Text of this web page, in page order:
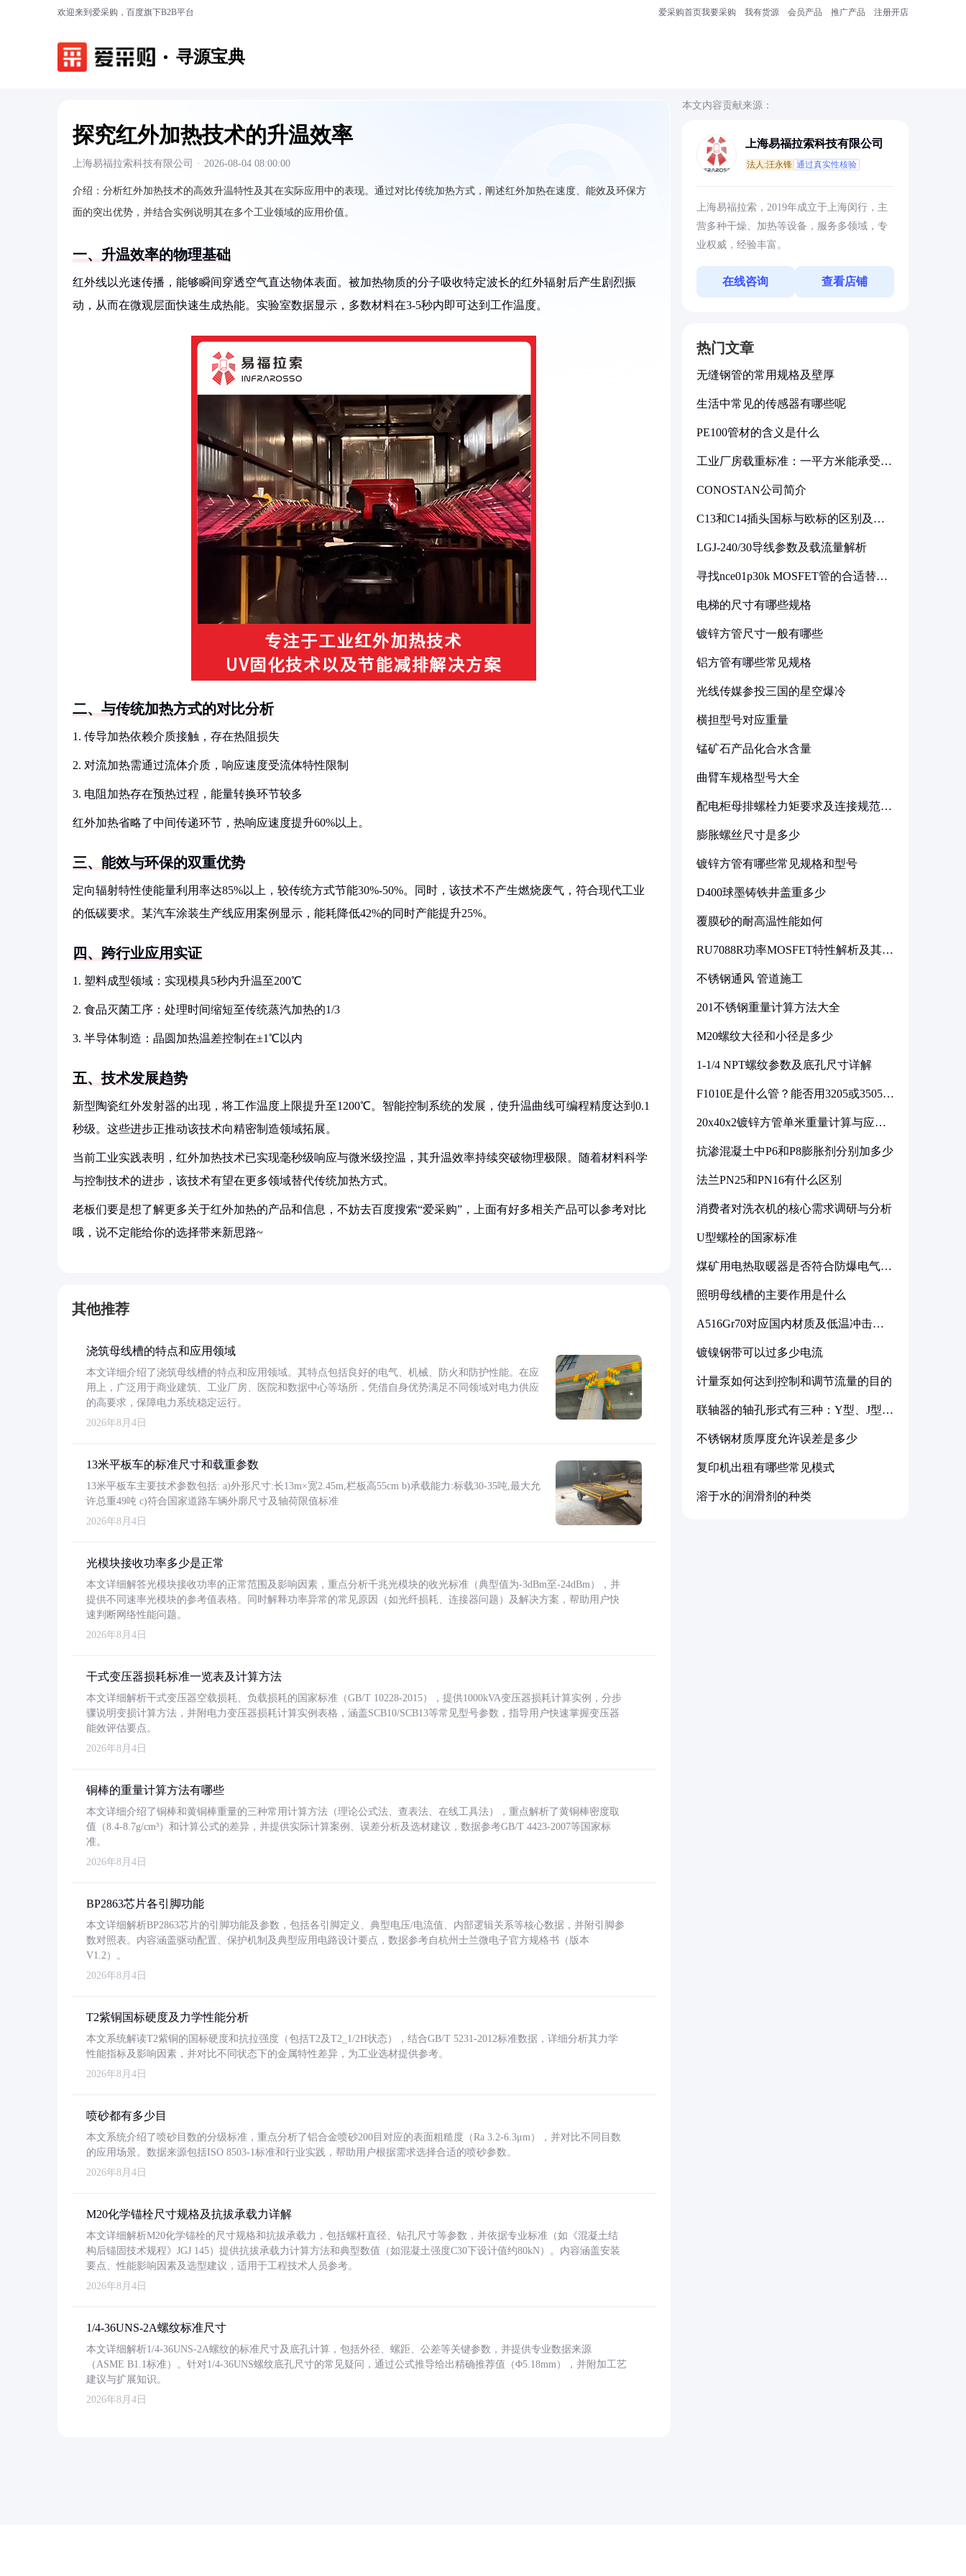
欢迎来到爱采购，百度旗下B2B平台 爱采购首页我要采购 我有货源 会员产品 推广产品 注册开店
寻源宝典
探究红外加热技术的升温效率
上海易福拉索科技有限公司 · 2026-08-04 08:00:00
介绍： 分析红外加热技术的高效升温特性及其在实际应用中的表现。通过对比传统加热方式，阐述红外加热在速度、能效及环保方
面的突出优势，并结合实例说明其在多个工业领域的应用价值。
一、升温效率的物理基础
红外线以光速传播，能够瞬间穿透空气直达物体表面。被加热物质的分子吸收特定波长的红外辐射后产生剧烈振
动，从而在微观层面快速生成热能。实验室数据显示，多数材料在3-5秒内即可达到工作温度。
二、与传统加热方式的对比分析
1. 传导加热依赖介质接触，存在热阻损失
2. 对流加热需通过流体介质，响应速度受流体特性限制
3. 电阻加热存在预热过程，能量转换环节较多
红外加热省略了中间传递环节，热响应速度提升60%以上。
三、能效与环保的双重优势
定向辐射特性使能量利用率达85%以上，较传统方式节能30%-50%。同时，该技术不产生燃烧废气，符合现代工业
的低碳要求。某汽车涂装生产线应用案例显示，能耗降低42%的同时产能提升25%。
四、跨行业应用实证
1. 塑料成型领域：实现模具5秒内升温至200℃
2. 食品灭菌工序：处理时间缩短至传统蒸汽加热的1/3
3. 半导体制造：晶圆加热温差控制在±1℃以内
五、技术发展趋势
新型陶瓷红外发射器的出现，将工作温度上限提升至1200℃。智能控制系统的发展，使升温曲线可编程精度达到0.1
秒级。这些进步正推动该技术向精密制造领域拓展。
当前工业实践表明，红外加热技术已实现毫秒级响应与微米级控温，其升温效率持续突破物理极限。随着材料科学
与控制技术的进步，该技术有望在更多领域替代传统加热方式。
老板们要是想了解更多关于红外加热的产品和信息，不妨去百度搜索“爱采购”，上面有好多相关产品可以参考对比
哦，说不定能给你的选择带来新思路~
其他推荐
浇筑母线槽的特点和应用领域
本文详细介绍了浇筑母线槽的特点和应用领域。其特点包括良好的电气、机械、防火和防护性能。在应
用上，广泛用于商业建筑、工业厂房、医院和数据中心等场所，凭借自身优势满足不同领域对电力供应
的高要求，保障电力系统稳定运行。
2026年8月4日
13米平板车的标准尺寸和载重参数
13米平板车主要技术参数包括: a)外形尺寸:长13m×宽2.45m,栏板高55cm b)承载能力:标载30-35吨,最大允
许总重49吨 c)符合国家道路车辆外廓尺寸及轴荷限值标准
2026年8月4日
光模块接收功率多少是正常
本文详细解答光模块接收功率的正常范围及影响因素，重点分析千兆光模块的收光标准（典型值为-3dBm至-24dBm），并
提供不同速率光模块的参考值表格。同时解释功率异常的常见原因（如光纤损耗、连接器问题）及解决方案，帮助用户快
速判断网络性能问题。
2026年8月4日
干式变压器损耗标准一览表及计算方法
本文详细解析干式变压器空载损耗、负载损耗的国家标准（GB/T 10228-2015），提供1000kVA变压器损耗计算实例，分步
骤说明变损计算方法，并附电力变压器损耗计算实例表格，涵盖SCB10/SCB13等常见型号参数，指导用户快速掌握变压器
能效评估要点。
2026年8月4日
铜棒的重量计算方法有哪些
本文详细介绍了铜棒和黄铜棒重量的三种常用计算方法（理论公式法、查表法、在线工具法），重点解析了黄铜棒密度取
值（8.4-8.7g/cm³）和计算公式的差异，并提供实际计算案例、误差分析及选材建议，数据参考GB/T 4423-2007等国家标
准。
2026年8月4日
BP2863芯片各引脚功能
本文详细解析BP2863芯片的引脚功能及参数，包括各引脚定义、典型电压/电流值、内部逻辑关系等核心数据，并附引脚参
数对照表。内容涵盖驱动配置、保护机制及典型应用电路设计要点，数据参考自杭州士兰微电子官方规格书（版本
V1.2）。
2026年8月4日
T2紫铜国标硬度及力学性能分析
本文系统解读T2紫铜的国标硬度和抗拉强度（包括T2及T2_1/2H状态），结合GB/T 5231-2012标准数据，详细分析其力学
性能指标及影响因素，并对比不同状态下的金属特性差异，为工业选材提供参考。
2026年8月4日
喷砂都有多少目
本文系统介绍了喷砂目数的分级标准，重点分析了铝合金喷砂200目对应的表面粗糙度（Ra 3.2-6.3μm），并对比不同目数
的应用场景。数据来源包括ISO 8503-1标准和行业实践，帮助用户根据需求选择合适的喷砂参数。
2026年8月4日
M20化学锚栓尺寸规格及抗拔承载力详解
本文详细解析M20化学锚栓的尺寸规格和抗拔承载力，包括螺杆直径、钻孔尺寸等参数，并依据专业标准（如《混凝土结
构后锚固技术规程》JGJ 145）提供抗拔承载力计算方法和典型数值（如混凝土强度C30下设计值约80kN）。内容涵盖安装
要点、性能影响因素及选型建议，适用于工程技术人员参考。
2026年8月4日
1/4-36UNS-2A螺纹标准尺寸
本文详细解析1/4-36UNS-2A螺纹的标准尺寸及底孔计算，包括外径、螺距、公差等关键参数，并提供专业数据来源
（ASME B1.1标准）。针对1/4-36UNS螺纹底孔尺寸的常见疑问，通过公式推导给出精确推荐值（Φ5.18mm），并附加工艺
建议与扩展知识。
2026年8月4日
本文内容贡献来源：
上海易福拉索科技有限公司
法人:汪永锋 通过真实性核验
上海易福拉索，2019年成立于上海闵行，主
营多种干燥、加热等设备，服务多领域，专
业权威，经验丰富。
在线咨询 查看店铺
热门文章
无缝钢管的常用规格及壁厚
生活中常见的传感器有哪些呢
PE100管材的含义是什么
工业厂房载重标准：一平方米能承受多
CONOSTAN公司简介
C13和C14插头国标与欧标的区别及其
LGJ-240/30导线参数及载流量解析
寻找nce01p30k MOSFET管的合适替代
电梯的尺寸有哪些规格
镀锌方管尺寸一般有哪些
铝方管有哪些常见规格
光线传媒参投三国的星空爆冷
横担型号对应重量
锰矿石产品化合水含量
曲臂车规格型号大全
配电柜母排螺栓力矩要求及连接规范详
膨胀螺丝尺寸是多少
镀锌方管有哪些常见规格和型号
D400球墨铸铁井盖重多少
覆膜砂的耐高温性能如何
RU7088R功率MOSFET特性解析及其在
不锈钢通风 管道施工
201不锈钢重量计算方法大全
M20螺纹大径和小径是多少
1-1/4 NPT螺纹参数及底孔尺寸详解
F1010E是什么管？能否用3205或3505代
20x40x2镀锌方管单米重量计算与应用
抗渗混凝土中P6和P8膨胀剂分别加多少
法兰PN25和PN16有什么区别
消费者对洗衣机的核心需求调研与分析
U型螺栓的国家标准
煤矿用电热取暖器是否符合防爆电气设
照明母线槽的主要作用是什么
A516Gr70对应国内材质及低温冲击要
镀镍钢带可以过多少电流
计量泵如何达到控制和调节流量的目的
联轴器的轴孔形式有三种：Y型、J型、
不锈钢材质厚度允许误差是多少
复印机出租有哪些常见模式
溶于水的润滑剂的种类